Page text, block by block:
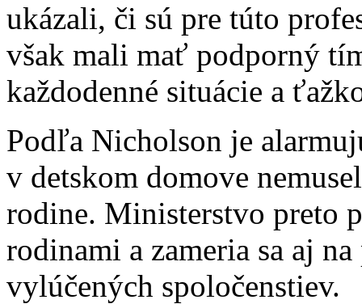
ukázali, či sú pre túto
však mali mať podporný
každodenné situácie a
Podľa Nicholson je
v detskom domove
rodine. Ministerstvo preto
rodinami a zameria sa aj
vylúčených spoločenstiev.